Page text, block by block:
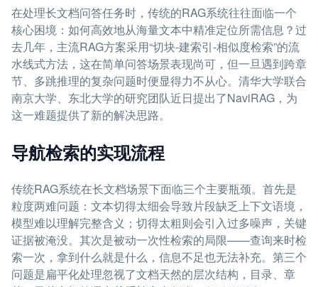
在处理长文档问答任务时，传统的RAG系统往往面临一个
核心困境：如何高效地从海量文本中精准定位所需信息？过
去几年，主流RAG方案采用“切块-建索引-相似度检索”的流
水线式方法，这在简单问答场景表现尚可，但一旦遇到跨章
节、多跳推理的复杂问题时便显得力不从心。清华大学联合
南京大学、东北大学的研究团队近日提出了NaviRAG，为
这一难题提供了新的解决思路。
导航检索的实现流程
传统RAG系统在长文档场景下面临三个主要瓶颈。首先是
粒度两难问题：文本切得太细会导致片段缺乏上下文语境，
模型难以理解完整含义；切得太粗则会引入过多噪声，关键
证据被淹没。其次是被动一次性检索的局限——查询来时检
索一次，拿到什么就是什么，信息不足也无法补充。第三个
问题是扁平化处理忽视了文档天然的层次结构，目录、章